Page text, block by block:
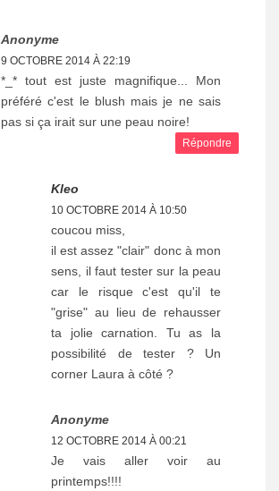
Anonyme
9 OCTOBRE 2014 À 22:19
*_* tout est juste magnifique... Mon
préféré c'est le blush mais je ne sais
pas si ça irait sur une peau noire!
Répondre
Kleo
10 OCTOBRE 2014 À 10:50
coucou miss,
il est assez "clair" donc à mon
sens, il faut tester sur la peau
car le risque c'est qu'il te
"grise" au lieu de rehausser
ta jolie carnation. Tu as la
possibilité de tester ? Un
corner Laura à côté ?
Anonyme
12 OCTOBRE 2014 À 00:21
Je vais aller voir au
printemps!!!!